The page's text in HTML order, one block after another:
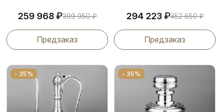
259 968₽399 950₽
Предзаказ
294 223₽452 650₽
Предзаказ
- 35% - 35%